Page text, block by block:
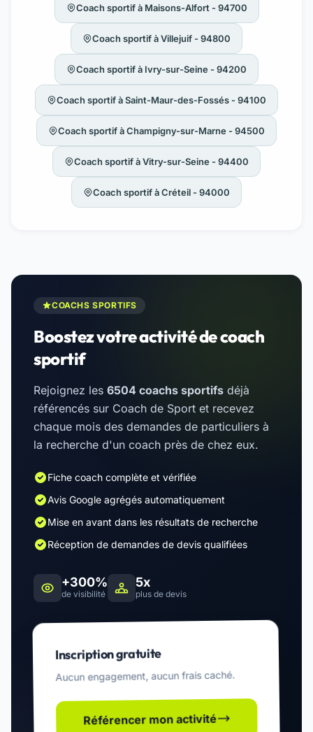
Coach sportif à Maisons-Alfort - 94700
Coach sportif à Villejuif - 94800
Coach sportif à Ivry-sur-Seine - 94200
Coach sportif à Saint-Maur-des-Fossés - 94100
Coach sportif à Champigny-sur-Marne - 94500
Coach sportif à Vitry-sur-Seine - 94400
Coach sportif à Créteil - 94000
COACHS SPORTIFS
Boostez votre activité de coach
sportif
Rejoignez les 6504 coachs sportifs déjà
référencés sur Coach de Sport et recevez
chaque mois des demandes de particuliers à
la recherche d'un coach près de chez eux.
Fiche coach complète et vérifiée
Avis Google agrégés automatiquement
Mise en avant dans les résultats de recherche
Réception de demandes de devis qualifiées
+300%
de visibilité
5x
plus de devis
Inscription gratuite
Aucun engagement, aucun frais caché.
Référencer mon activité